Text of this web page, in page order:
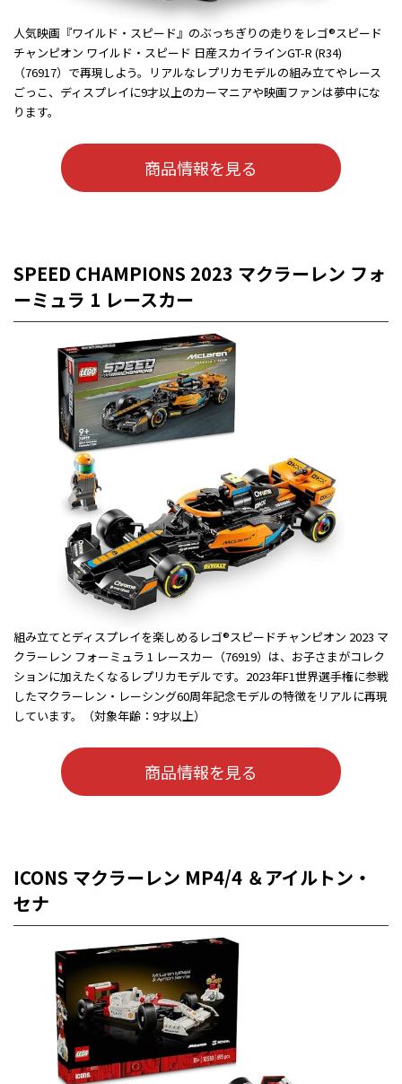
人気映画『ワイルド・スピード』のぶっちぎりの走りをレゴ®スピード
チャンピオン ワイルド・スピード 日産スカイラインGT-R (R34)
（76917）で再現しよう。リアルなレプリカモデルの組み立てやレース
ごっこ、ディスプレイに9才以上のカーマニアや映画ファンは夢中にな
ります。
商品情報を見る
SPEED CHAMPIONS 2023 マクラーレン フォ
ーミュラ 1 レースカー
組み立てとディスプレイを楽しめるレゴ®スピードチャンピオン 2023 マ
クラーレン フォーミュラ 1 レースカー（76919）は、お子さまがコレク
ションに加えたくなるレプリカモデルです。2023年F1世界選手権に参戦
したマクラーレン・レーシング60周年記念モデルの特徴をリアルに再現
しています。（対象年齢：9才以上）
商品情報を見る
ICONS マクラーレン MP4/4 ＆アイルトン・
セナ